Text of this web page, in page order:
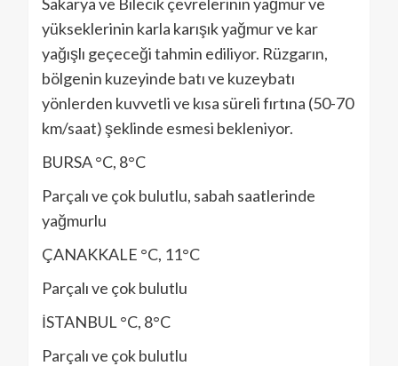
yükseklerinin karla karışık yağmur ve kar
yağışlı geçeceği tahmin ediliyor. Rüzgarın,
bölgenin kuzeyinde batı ve kuzeybatı
yönlerden kuvvetli ve kısa süreli fırtına (50-70
km/saat) şeklinde esmesi bekleniyor.
BURSA °C, 8°C
Parçalı ve çok bulutlu, sabah saatlerinde
yağmurlu
ÇANAKKALE °C, 11°C
Parçalı ve çok bulutlu
İSTANBUL °C, 8°C
Parçalı ve çok bulutlu